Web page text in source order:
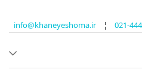
info@khaneyeshoma.ir¦ 021-